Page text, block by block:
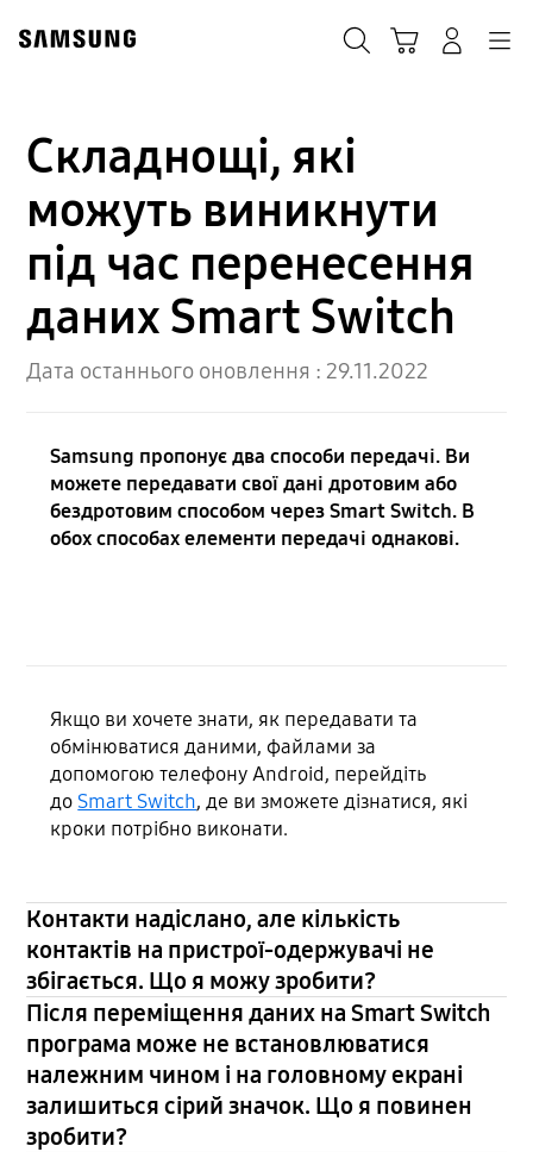
content
Складнощі, які
можуть виникнути
під час перенесення
даних Smart Switch
Дата останнього оновлення :29.11.2022
Samsung пропонує два способи передачі. Ви
можете передавати свої дані дротовим або
бездротовим способом через Smart Switch. В
обох способах елементи передачі однакові.
Якщо ви хочете знати, як передавати та
обмінюватися даними, файлами за
допомогою телефону Android, перейдіть
до Smart Switch, де ви зможете дізнатися, які
кроки потрібно виконати.
Контакти надіслано, але кількість
контактів на пристрої-одержувачі не
збігається. Що я можу зробити?
Після переміщення даних на Smart Switch
програма може не встановлюватися
належним чином і на головному екрані
залишиться сірий значок. Що я повинен
зробити?